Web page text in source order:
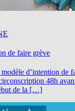
de faire grève
d’intention de
48h
de la […]